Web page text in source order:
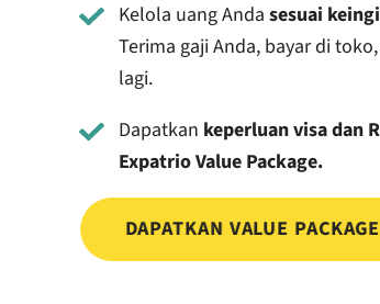
Kelola uang Anda sesuai
Terima gaji Anda, bayar di
lagi.
Dapatkan keperluan visa dan
Expatrio Value Package.
DAPATKAN VALUE PACKAGE